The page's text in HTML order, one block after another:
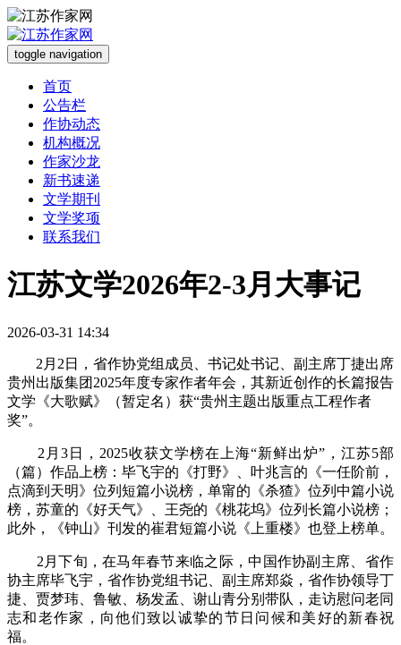
toggle navigation
首页
公告栏
作协动态
机构概况
作家沙龙
新书速递
文学期刊
文学奖项
联系我们
江苏文学2026年2-3月大事记
2026-03-31 14:34
2月2日，省作协党组成员、书记处书记、副主席丁捷出席
贵州出版集团2025年度专家作者年会 ， 其新近创作的长篇报告
文学《大歌赋》（暂定名） 获“贵州主题出版重点工程作者
奖”。
2月3日，2025收获文学榜在上海“新鲜出炉”，江苏5部
（篇）作品上榜：毕飞宇的《打野》、叶兆言的《一任阶前，
点滴到天明》位列短篇小说榜，单甯的《杀猹》位列中篇小说
榜，苏童的《好天气》、王尧的《桃花坞》位列长篇小说榜；
此外，《钟山》刊发的崔君短篇小说《上重楼》也登上榜单。
2月下旬，在马年春节来临之际，中国作协副主席、省作
协主席毕飞宇，省作协党组书记、副主席郑焱，省作协领导丁
捷、贾梦玮、鲁敏、杨发孟、谢山青分别带队，走访慰问老同
志和老作家，向他们致以诚挚的节日问候和美好的新春祝
福。